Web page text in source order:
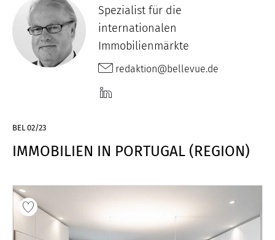
Spezialist für die
internationalen
Immobilienmärkte
redaktion@bellevue.de
BEL 02/23
IMMOBILIEN IN PORTUGAL (REGION)